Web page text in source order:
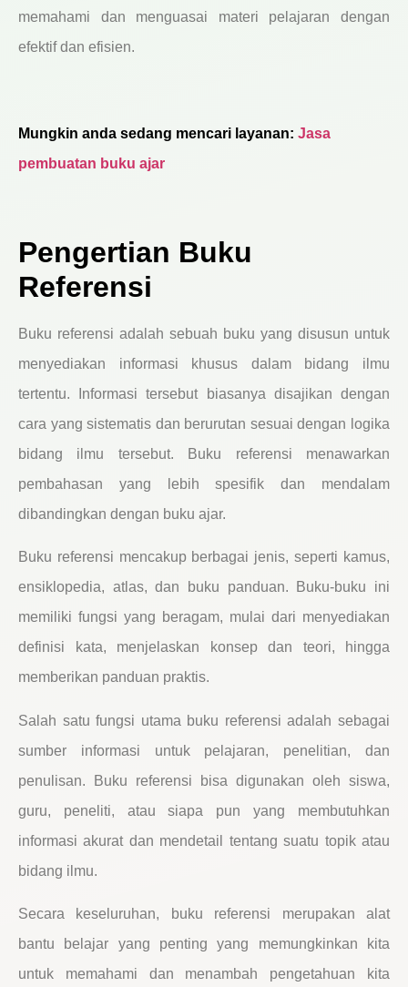
memahami dan menguasai materi pelajaran dengan
efektif dan efisien.
Mungkin anda sedang mencari layanan: Jasa
pembuatan buku ajar
Pengertian Buku
Referensi
Buku referensi adalah sebuah buku yang disusun untuk
menyediakan informasi khusus dalam bidang ilmu
tertentu. Informasi tersebut biasanya disajikan dengan
cara yang sistematis dan berurutan sesuai dengan logika
bidang ilmu tersebut. Buku referensi menawarkan
pembahasan yang lebih spesifik dan mendalam
dibandingkan dengan buku ajar.
Buku referensi mencakup berbagai jenis, seperti kamus,
ensiklopedia, atlas, dan buku panduan. Buku-buku ini
memiliki fungsi yang beragam, mulai dari menyediakan
definisi kata, menjelaskan konsep dan teori, hingga
memberikan panduan praktis.
Salah satu fungsi utama buku referensi adalah sebagai
sumber informasi untuk pelajaran, penelitian, dan
penulisan. Buku referensi bisa digunakan oleh siswa,
guru, peneliti, atau siapa pun yang membutuhkan
informasi akurat dan mendetail tentang suatu topik atau
bidang ilmu.
Secara keseluruhan, buku referensi merupakan alat
bantu belajar yang penting yang memungkinkan kita
untuk memahami dan menambah pengetahuan kita